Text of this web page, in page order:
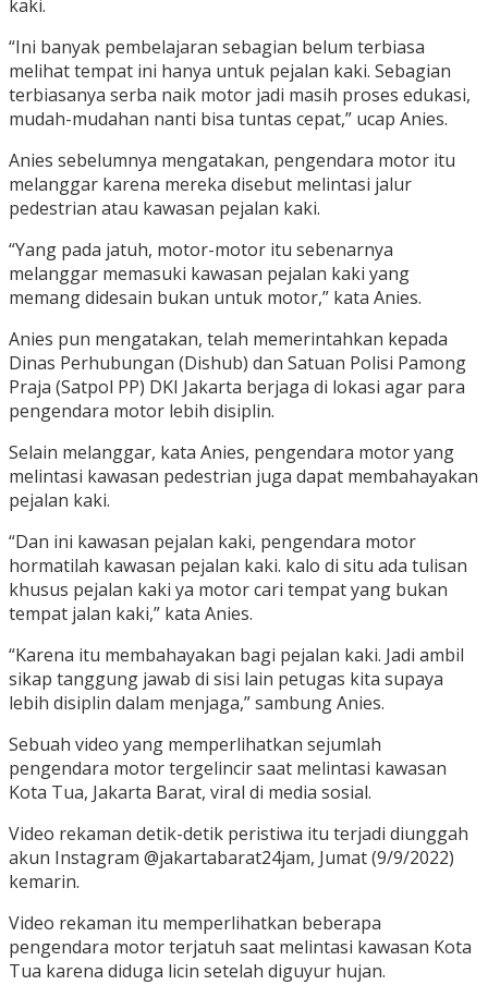
kaki.
“Ini banyak pembelajaran sebagian belum terbiasa
melihat tempat ini hanya untuk pejalan kaki. Sebagian
terbiasanya serba naik motor jadi masih proses edukasi,
mudah-mudahan nanti bisa tuntas cepat,” ucap Anies.
Anies sebelumnya mengatakan, pengendara motor itu
melanggar karena mereka disebut melintasi jalur
pedestrian atau kawasan pejalan kaki.
“Yang pada jatuh, motor-motor itu sebenarnya
melanggar memasuki kawasan pejalan kaki yang
memang didesain bukan untuk motor,” kata Anies.
Anies pun mengatakan, telah memerintahkan kepada
Dinas Perhubungan (Dishub) dan Satuan Polisi Pamong
Praja (Satpol PP) DKI Jakarta berjaga di lokasi agar para
pengendara motor lebih disiplin.
Selain melanggar, kata Anies, pengendara motor yang
melintasi kawasan pedestrian juga dapat membahayakan
pejalan kaki.
“Dan ini kawasan pejalan kaki, pengendara motor
hormatilah kawasan pejalan kaki. kalo di situ ada tulisan
khusus pejalan kaki ya motor cari tempat yang bukan
tempat jalan kaki,” kata Anies.
“Karena itu membahayakan bagi pejalan kaki. Jadi ambil
sikap tanggung jawab di sisi lain petugas kita supaya
lebih disiplin dalam menjaga,” sambung Anies.
Sebuah video yang memperlihatkan sejumlah
pengendara motor tergelincir saat melintasi kawasan
Kota Tua, Jakarta Barat, viral di media sosial.
Video rekaman detik-detik peristiwa itu terjadi diunggah
akun Instagram @jakartabarat24jam, Jumat (9/9/2022)
kemarin.
Video rekaman itu memperlihatkan beberapa
pengendara motor terjatuh saat melintasi kawasan Kota
Tua karena diduga licin setelah diguyur hujan.